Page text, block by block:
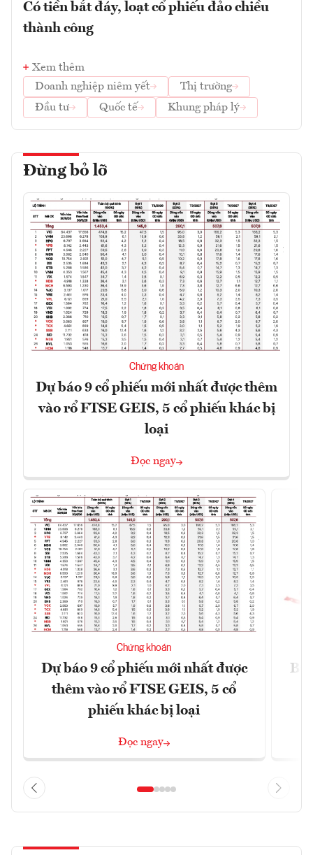
Có tiền bắt đáy, loạt cổ phiếu đảo chiều
thành công
Xem thêm
Doanh nghiệp niêm yết
Thị trường
Đầu tư
Quốc tế Khung pháp lý
Đừng bỏ lỡ
Chứng khoán
Dự báo 9 cổ phiếu mới nhất được thêm
vào rổ FTSE GEIS, 5 cổ phiếu khác bị
loại
Đọc ngay
Chứng khoán
Dự báo 9 cổ phiếu mới nhất được
thêm vào rổ FTSE GEIS, 5 cổ
phiếu khác bị loại
Đọc ngay